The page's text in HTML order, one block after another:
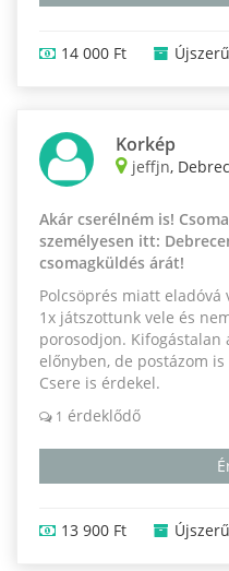
14 000 Ft Újszerű
Korkép
jeffjn,
Akár cserélném is!
személyesen itt:
csomagküldés árát!
Polcsöprés miatt eladóvá
1x játszottunk vele és
porosodjon.
előnyben, de postázom
Csere is érdekel.
1 érdeklődő
13 900 Ft Újszerű